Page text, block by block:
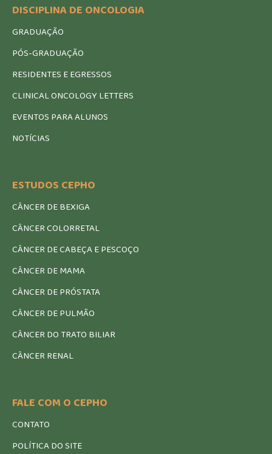
DISCIPLINA DE ONCOLOGIA
GRADUAÇÃO
PÓS-GRADUAÇÃO
RESIDENTES E EGRESSOS
CLINICAL ONCOLOGY LETTERS
EVENTOS PARA ALUNOS
NOTÍCIAS
ESTUDOS CEPHO
CÂNCER DE BEXIGA
CÂNCER COLORRETAL
CÂNCER DE CABEÇA E PESCOÇO
CÂNCER DE MAMA
CÂNCER DE PRÓSTATA
CÂNCER DE PULMÃO
CÂNCER DO TRATO BILIAR
CÂNCER RENAL
FALE COM O CEPHO
CONTATO
POLÍTICA DO SITE